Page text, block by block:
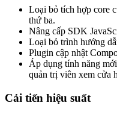
Loại bỏ tích hợp core
thứ ba.
Nâng cấp SDK
Loại bỏ trình hướng
Plugin cập nhật
Áp dụng tính năng
quản trị viên xem cửa
Cải tiến hiệu suất